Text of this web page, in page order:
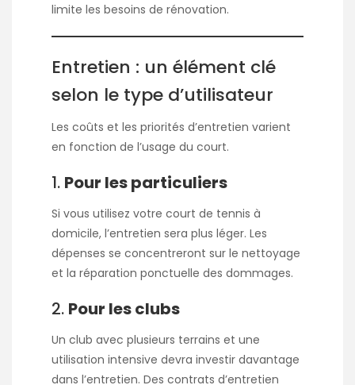
limite les besoins de rénovation.
Entretien : un élément clé
selon le type d’utilisateur
Les coûts et les priorités d’entretien varient
en fonction de l’usage du court.
1. Pour les particuliers
Si vous utilisez votre court de tennis à
domicile, l’entretien sera plus léger. Les
dépenses se concentreront sur le nettoyage
et la réparation ponctuelle des dommages.
2. Pour les clubs
Un club avec plusieurs terrains et une
utilisation intensive devra investir davantage
dans l’entretien. Des contrats d’entretien